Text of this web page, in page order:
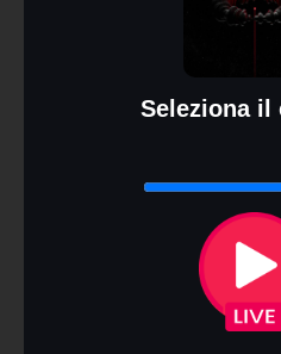
Seleziona il